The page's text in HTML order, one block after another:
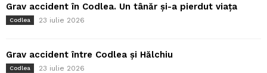
Grav accident în Codlea. Un tânăr și-a pierdut viața
Codlea 23 iulie 2026
Grav accident între Codlea și Hălchiu
Codlea 23 iulie 2026